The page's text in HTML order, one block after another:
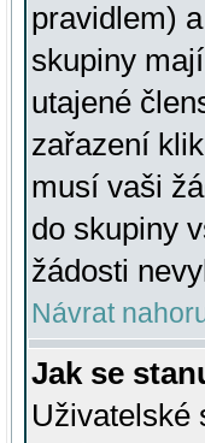
pravidlem)
skupiny mají
utajené
zařazení
musí vaši
do skupiny
žádosti
Návrat
Jak se
Uživatelské